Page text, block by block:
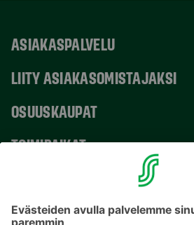
ASIAKASPALVELU
LIITY ASIAKASOMISTAJAKSI
OSUUSKAUPAT
TOIMIPAIKAT